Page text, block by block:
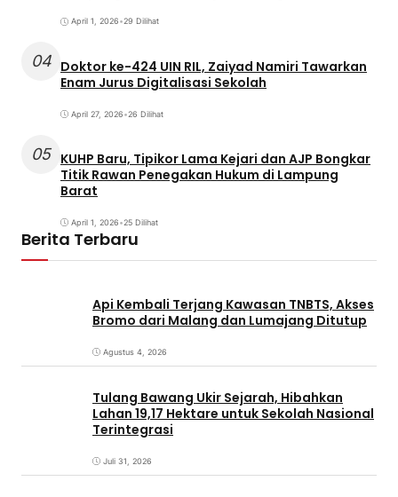
April 1, 2026•29 Dilihat
04 Doktor ke-424 UIN RIL, Zaiyad Namiri Tawarkan
Enam Jurus Digitalisasi Sekolah
April 27, 2026•26 Dilihat
05 KUHP Baru, Tipikor Lama Kejari dan AJP Bongkar
Titik Rawan Penegakan Hukum di Lampung
Barat
April 1, 2026•25 Dilihat
Berita Terbaru
Api Kembali Terjang Kawasan TNBTS, Akses
Bromo dari Malang dan Lumajang Ditutup
Agustus 4, 2026
Tulang Bawang Ukir Sejarah, Hibahkan
Lahan 19,17 Hektare untuk Sekolah Nasional
Terintegrasi
Juli 31, 2026